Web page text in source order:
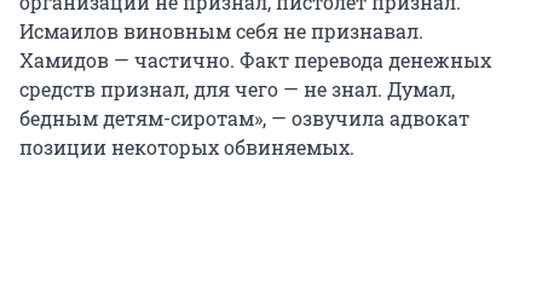
Исмаилов виновным себя не признавал.
Хамидов — частично. Факт перевода денежных
средств признал, для чего — не знал. Думал,
бедным детям-сиротам», — озвучила адвокат
позиции некоторых обвиняемых.